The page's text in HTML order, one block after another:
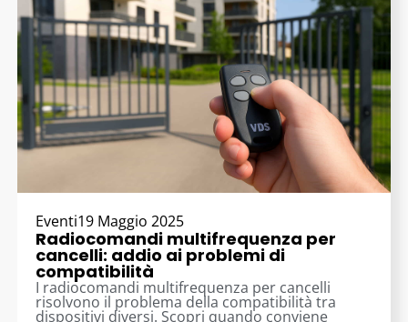
Eventi19 Maggio 2025
Radiocomandi multifrequenza per
cancelli: addio ai problemi di
compatibilità
I radiocomandi multifrequenza per cancelli
risolvono il problema della compatibilità tra
dispositivi diversi. Scopri quando conviene